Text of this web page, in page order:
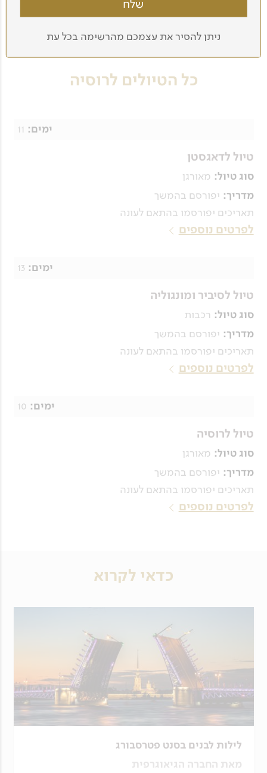
המלון בהם אנו לנים בטיולים.
בקבוצות קטנות, עם מדריכים מומחים.
כל הטיולים לרוסיה
טיול לדאגסטן
סוג טיול: מאורגן
ימים: 11
מדריך: יפורסם בהמשך
תאריכים יפורסמו בהתאם לעונה
לפרטים נוספים
טיול לסיביר ומונגוליה
סוג טיול: רכבות
ימים: 13
מדריך: יפורסם בהמשך
תאריכים יפורסמו בהתאם לעונה
לפרטים נוספים
טיול לרוסיה
סוג טיול: מאורגן
ימים: 10
מדריך: יפורסם בהמשך
תאריכים יפורסמו בהתאם לעונה
לפרטים נוספים
כדאי לקרוא
לילות לבנים בסנט פטרסבורג
מאת החברה הגיאוגרפית
ניתן להסיר את עצמכם מהרשימה בכל עת